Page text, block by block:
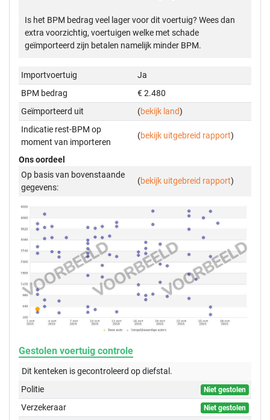
Is het BPM bedrag veel lager voor dit voertuig? Wees dan
extra voorzichtig, voertuigen welke met schade
geïmporteerd zijn betalen namelijk minder BPM.
Importvoertuig
Ja
BPM bedrag
€ 2.480
Geïmporteerd uit
(bekijk land)
Indicatie rest-BPM op
moment van importeren
(bekijk uitgebreid rapport)
Ons oordeel
Op basis van bovenstaande
gegevens:
(bekijk uitgebreid rapport)
Gestolen voertuig controle
Dit kenteken is gecontroleerd opdiefstal.
Politie
Niet gestolen
Verzekeraar Niet gestolen